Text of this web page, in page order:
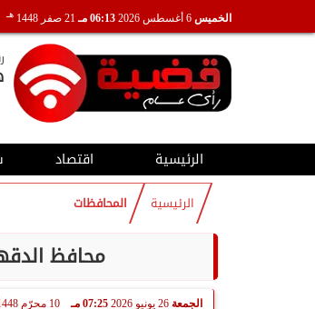
الخميس 06:13 مـ 21 صفر 1448 هـ
الرئيسية اقتصاد
الرئيسية المحافظات
محافظ
الجمعة 26 يونيو 2026 07:25 مـ 10 محرّم 1448